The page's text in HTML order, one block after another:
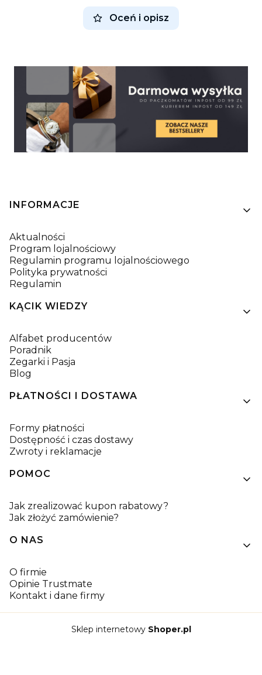
Oceń i opisz
Linki w stopce
INFORMACJE
Aktualności
Program lojalnościowy
Regulamin programu lojalnościowego
Polityka prywatności
Regulamin
KĄCIK WIEDZY
Alfabet producentów
Poradnik
Zegarki i Pasja
Blog
PŁATNOŚCI I DOSTAWA
Formy płatności
Dostępność i czas dostawy
Zwroty i reklamacje
POMOC
Jak zrealizować kupon rabatowy?
Jak złożyć zamówienie?
O NAS
O firmie
Opinie Trustmate
Kontakt i dane firmy
Sklep internetowy Shoper.pl